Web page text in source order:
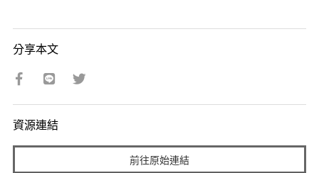
分享本文
資源連結
前往原始連結